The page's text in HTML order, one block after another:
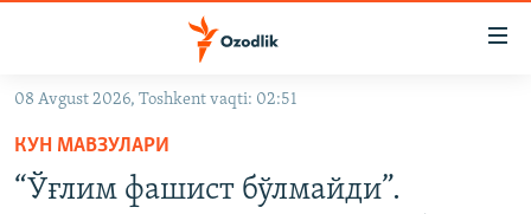
Асосий
навигацияга
ўтинг
OZODVIDEO
08 Avgust 2026, Toshkent vaqti: 02:51
КУН МАВЗУЛАРИ
“Ўғлим фашист бўлмайди”.